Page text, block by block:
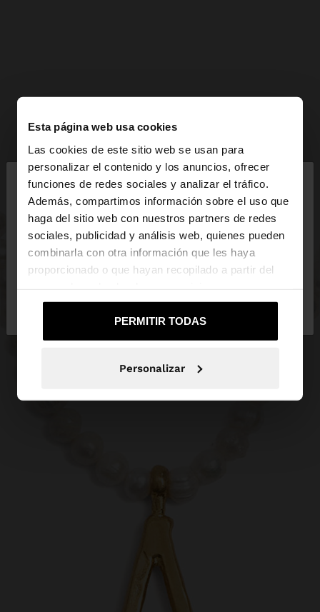
Esta página web usa cookies
Las cookies de este sitio web se usan para
personalizar el contenido y los anuncios, ofrecer
funciones de redes sociales y analizar el tráfico.
Además, compartimos información sobre el uso que
haga del sitio web con nuestros partners de redes
sociales, publicidad y análisis web, quienes pueden
combinarla con otra información que les haya
proporcionado o que hayan recopilado a partir del
PERMITIR TODAS
Personalizar
hola
Estás accediendo a la web de España. ¿Quieres ir a
la web de United States?